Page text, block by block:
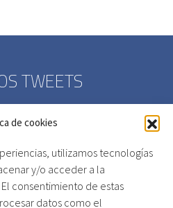
de cookies
utilizamos tecnologías
y/o acceder a la
consentimiento de estas
datos como el
TWEETS